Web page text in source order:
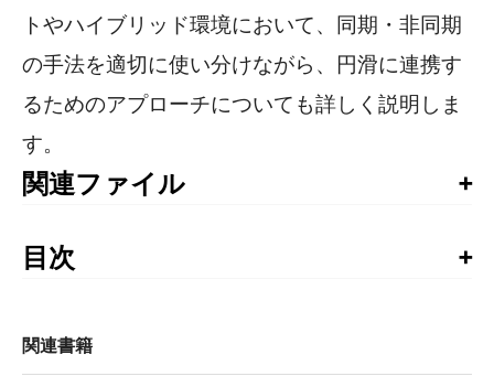
トやハイブリッド環境において、同期・非同期
の手法を適切に使い分けながら、円滑に連携す
るためのアプローチについても詳しく説明しま
す。
関連ファイル
目次
第I部　視覚的コミュニケーション
関連書籍